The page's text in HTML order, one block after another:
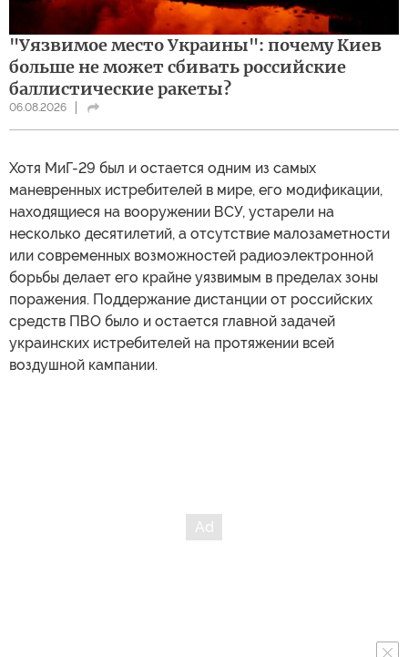
"Уязвимое место Украины": почему Киев
больше не может сбивать российские
баллистические ракеты?
06.08.2026
Хотя МиГ-29 был и остается одним из самых
маневренных истребителей в мире, его модификации,
находящиеся на вооружении ВСУ, устарели на
несколько десятилетий, а отсутствие малозаметности
или современных возможностей радиоэлектронной
борьбы делает его крайне уязвимым в пределах зоны
поражения. Поддержание дистанции от российских
средств ПВО было и остается главной задачей
украинских истребителей на протяжении всей
воздушной кампании.